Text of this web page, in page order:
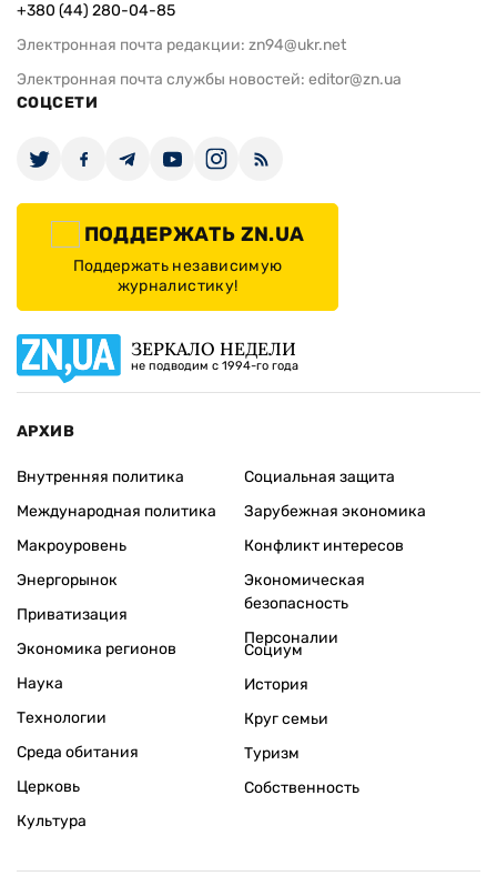
+380 (44) 280-04-85
Электронная почта редакции: zn94@ukr.net
Электронная почта службы новостей: editor@zn.ua
СОЦСЕТИ
ПОДДЕРЖАТЬ ZN.UA
Поддержать независимую
журналистику!
ЗЕРКАЛО НЕДЕЛИ
не подводим с 1994-го года
АРХИВ
Внутренняя политика
Международная политика
Макроуровень
Энергорынок
Приватизация
Экономика регионов
Социальная защита
Зарубежная экономика
Конфликт интересов
Экономическая
безопасность
Персоналии
Наука
Технологии
Среда обитания
Церковь
Культура
Социум
История
Круг семьи
Туризм
Собственность